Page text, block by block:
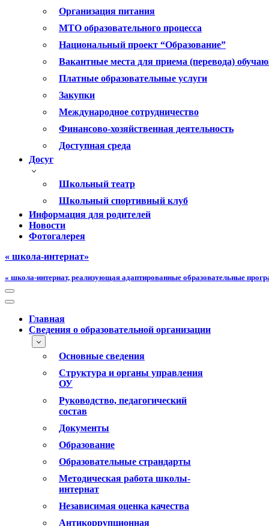
Организация питания
МТО образовательного процесса
Национальный проект “Образование”
Вакантные места для приема (перевода)
Платные образовательные услуги
Закупки
Международное сотрудничество
Финансово-хозяйственная деятельность
Доступная среда
Досуг
Школьный театр
Школьный спортивный клуб
Информация для родителей
Новости
Фотогалерея
« школа-интернат»
« школа-интернат, реализующая адаптированные образовательные
Меню
навигации
Меню
навигацииГлавная
Сведения о образовательной организации
Основные сведения
Структура и органы управления
ОУ
Руководство, педагогический
состав
Документы
Образование
Образовательные страндарты
Методическая работа школы-
интернат
Независимая оценка качества
Антикоррупционная